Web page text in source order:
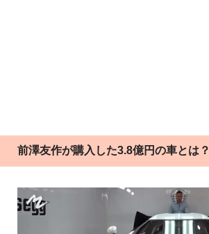
前澤友作が購入した3.8億円の車とは？